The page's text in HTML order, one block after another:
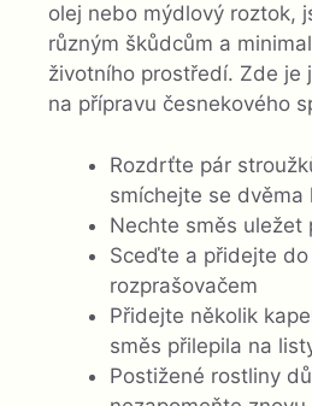
olej nebo mýdlový roztok,
různým škůdcům a
životního prostředí. Zde je
na přípravu česnekového
Rozdrťte pár
smíchejte se dvěma
Nechte směs uležet
Sceďte a přidejte
rozprašovačem
Přidejte několik
směs přilepila na
Postižené rostliny